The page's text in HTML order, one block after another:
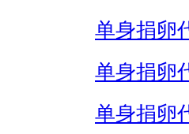
单身捐卵
单身捐卵
单身捐卵